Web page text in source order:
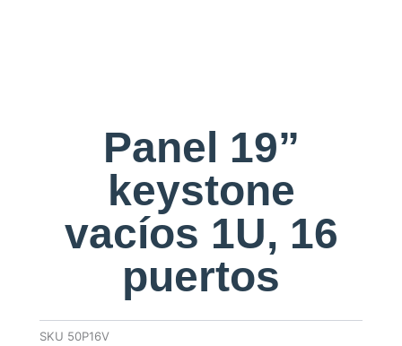
Panel 19”
keystone
vacíos 1U, 16
puertos
SKU 50P16V